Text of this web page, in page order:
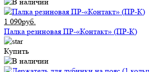
1 090руб.
Палка резиновая ПР-«Контакт» (ПР-К)
Купить